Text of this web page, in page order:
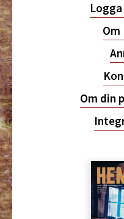
Om din